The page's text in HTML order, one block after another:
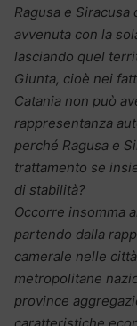
Ragusa e Siracusa
avvenuta con la
lasciando quel
Giunta, cioè nei
Catania non può
rappresentanza
perché Ragusa e
trattamento se
di stabilità?
Occorre insomma
partendo dalla
camerale nelle
metropolitane
province